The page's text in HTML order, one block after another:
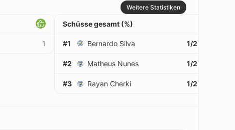
Weitere Statistiken
1
Schüsse gesamt (%)
#1 Bernardo Silva 1/2
#2 Matheus Nunes 1/2
#3 Rayan Cherki 1/2